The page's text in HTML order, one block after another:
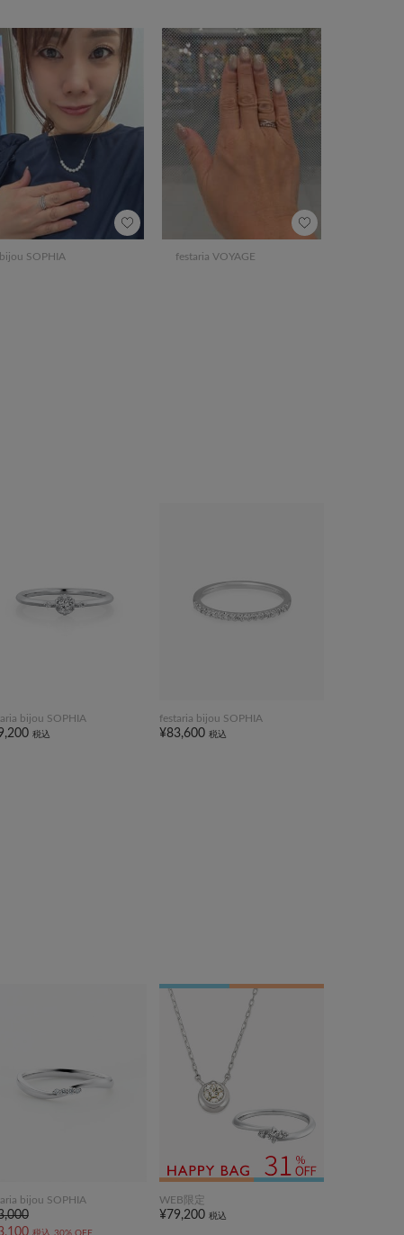
bijou SOPHIA festaria VOYAGE
bijou SOPHIA
税込
festaria bijou SOPHIA
¥83,600税込
bijou SOPHIA
税込 30% OFF
WEB限定
¥79,200税込